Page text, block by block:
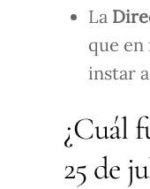
La
que
instar
¿Cuál
25 de